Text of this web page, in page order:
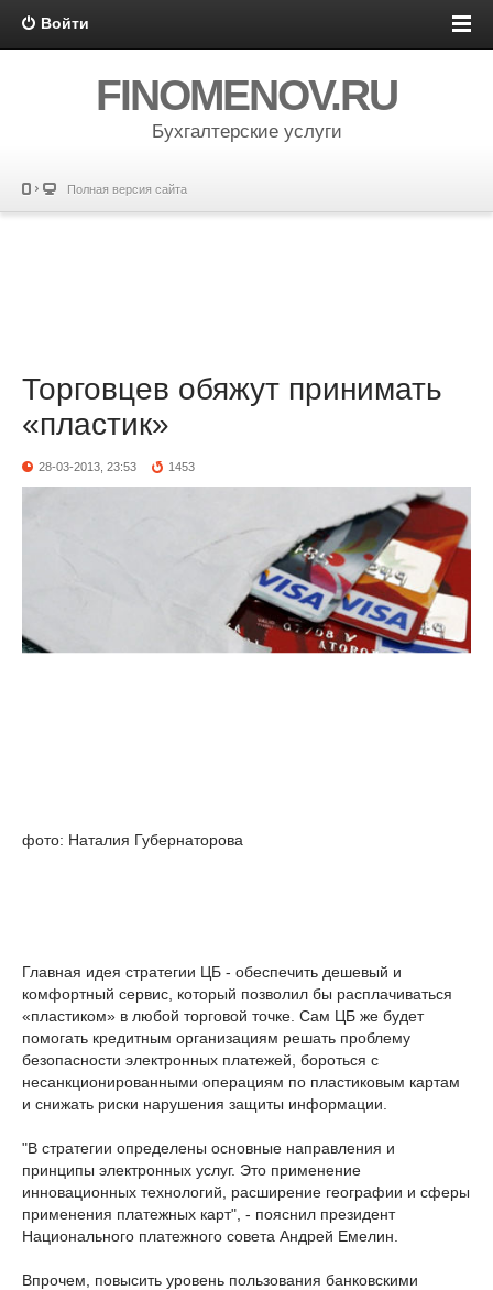
Войти
FINOMENOV.RU
Бухгалтерские услуги
Полная версия сайта
Торговцев обяжут принимать
«пластик»
28-03-2013, 23:53 1453
фото: Наталия Губернаторова
Главная идея стратегии ЦБ - обеспечить дешевый и
комфортный сервис, который позволил бы расплачиваться
«пластиком» в любой торговой точке. Сам ЦБ же будет
помогать кредитным организациям решать проблему
безопасности электронных платежей, бороться с
несанкционированными операциям по пластиковым картам
и снижать риски нарушения защиты информации.
"В стратегии определены основные направления и
принципы электронных услуг. Это применение
инновационных технологий, расширение географии и сферы
применения платежных карт", - пояснил президент
Национального платежного совета Андрей Емелин.
Впрочем, повысить уровень пользования банковскими